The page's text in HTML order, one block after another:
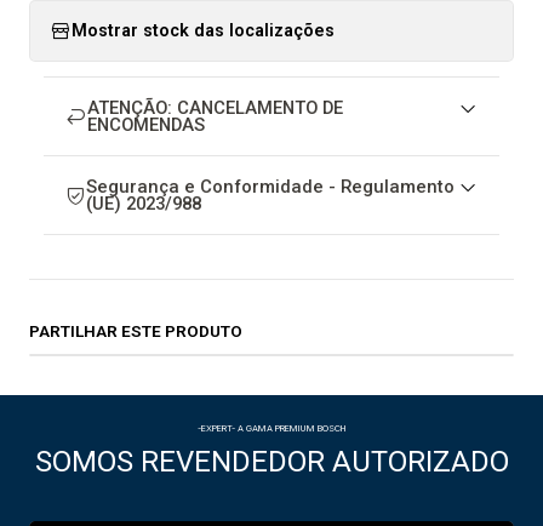
Mostrar stock das localizações
ATENÇÃO: CANCELAMENTO DE
ENCOMENDAS
Segurança e Conformidade - Regulamento
(UE) 2023/988
PARTILHAR ESTE PRODUTO
-EXPERT- A GAMA PREMIUM BOSCH
SOMOS REVENDEDOR AUTORIZADO